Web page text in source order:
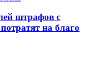
штрафов с
на благо